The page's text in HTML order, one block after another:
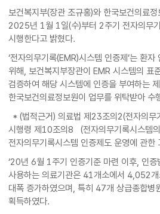
보건복지부(장관 조규홍)와 한국보건의료
2025년 1월 1일(수)부터 2주기 전자의무
시행한다고 밝혔다.
‘전자의무기록(EMR)시스템 인증제’는 환
위해, 보건복지부장관이 EMR 시스템의 표
검증하여 해당 시스템에 인증을 부여하는
한국보건의료정보원이 업무를 위탁받아 수
* (법적근거) 의료법 제23조의2(전자의무
시행령 제10조의8 (전자의무기록시스템
전자의무기록시스템 인증제도 운영에 관한
‘20년 6월 1주기 인증기준 마련 이후, 인증
사용하는 의료기관은 41개소에서 4,052
대폭 증가하였으며, 특히 47개 상급종합병
획득하였다.